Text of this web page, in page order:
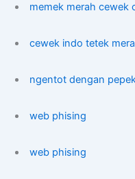
memek merah cewek
cewek indo tetek
ngentot dengan
web phising
web phising